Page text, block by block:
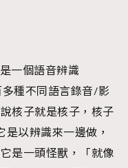
一個語音辨識
多種不同語言錄音/影
核子就是核子，核子
是以辨識來一邊做，
是一頭怪獸，「就像